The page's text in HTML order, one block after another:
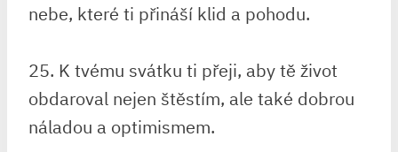
nebe, které ti přináší klid a pohodu.
25. K tvému svátku ti přeji, aby tě život
obdaroval nejen štěstím, ale také dobrou
náladou a optimismem.